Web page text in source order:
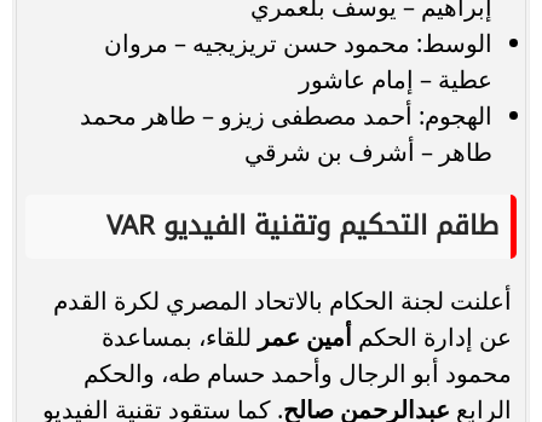
إبراهيم – يوسف بلعمري
الوسط: محمود حسن تريزيجيه – مروان
عطية – إمام عاشور
الهجوم: أحمد مصطفى زيزو – طاهر محمد
طاهر – أشرف بن شرقي
طاقم التحكيم وتقنية الفيديو VAR
أعلنت لجنة الحكام بالاتحاد المصري لكرة القدم
عن إدارة الحكم أمين عمر للقاء، بمساعدة
محمود أبو الرجال وأحمد حسام طه، والحكم
الرابع عبدالرحمن صالح. كما ستقود تقنية الفيديو